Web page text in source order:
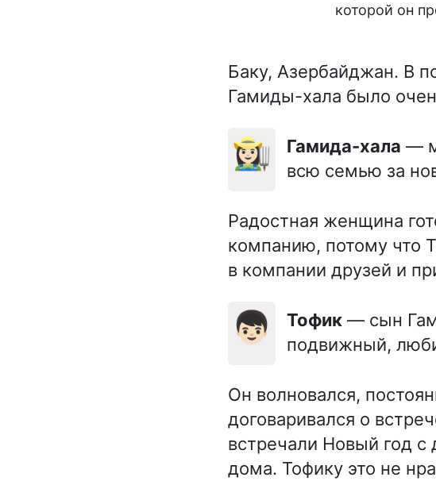
которой он
Баку, Азербайджан. В
Гамиды-хала было
👩🏻‍🌾 Гамида-хала —
всю семью за
Радостная женщина
компанию, потому что
в компании друзей и
👦🏻 Тофик — сын
подвижный,
Он волновался,
договаривался о
встречали Новый год с
дома. Тофику это не